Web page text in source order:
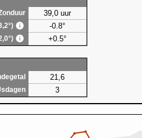
39,0 uur
-0.8°
+0.5°
21,6
3